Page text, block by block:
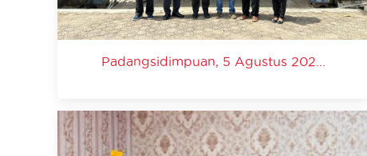
Padangsidimpuan, 5 Agustus 202...